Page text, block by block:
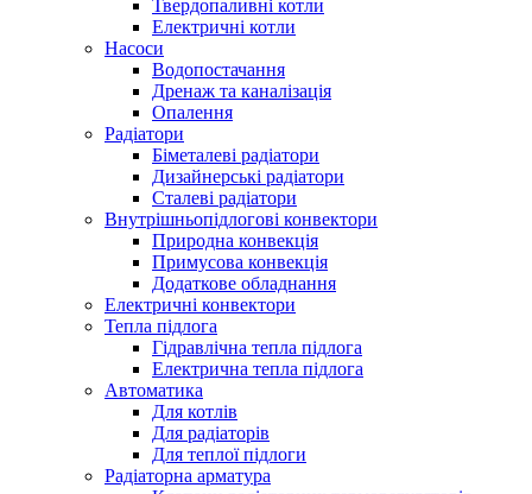
Твердопаливні котли
Електричні котли
Насоси
Водопостачання
Дренаж та каналізація
Опалення
Радіатори
Біметалеві радіатори
Дизайнерські радіатори
Сталеві радіатори
Внутрішньопідлогові конвектори
Природна конвекція
Примусова конвекція
Додаткове обладнання
Електричні конвектори
Тепла підлога
Гідравлічна тепла підлога
Електрична тепла підлога
Автоматика
Для котлів
Для радіаторів
Для теплої підлоги
Радіаторна арматура